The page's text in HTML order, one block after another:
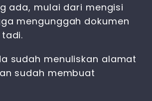
ada, mulai dari mengisi
mengunggah dokumen
sudah menuliskan alamat
sudah membuat